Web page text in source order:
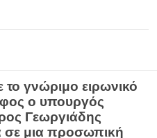
γνώριμο ειρωνικό
ο υπουργός
Γεωργιάδης
σε μια προσωπική